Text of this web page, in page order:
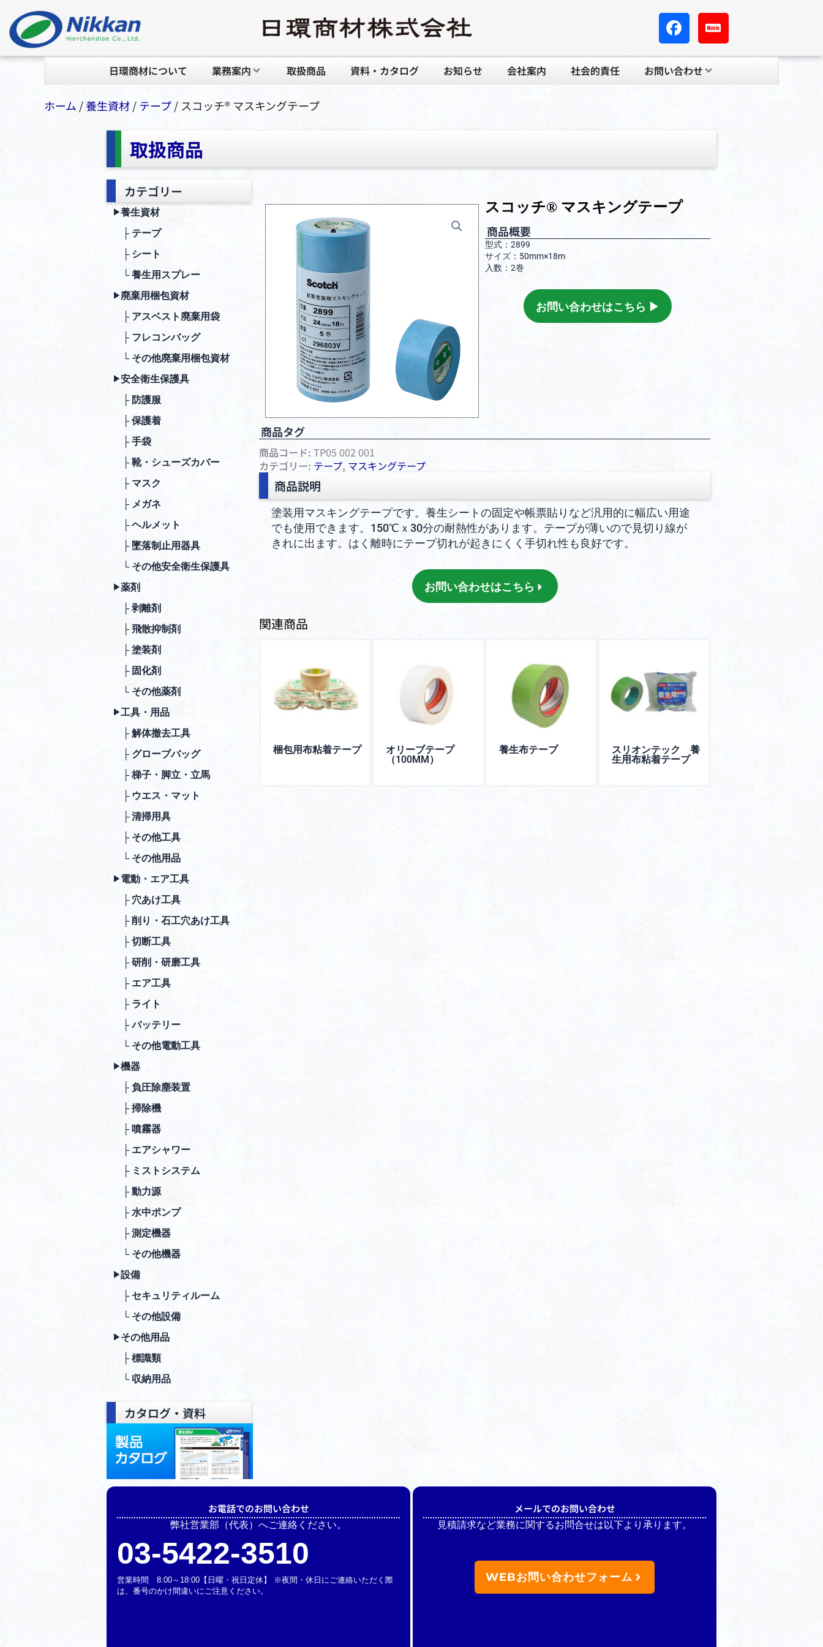
日環商材について 業務案内 取扱商品 資料・カタログ お知らせ 会社案内 社会的責任 お問い合わせ
ホーム /養生資材/テープ/ スコッチ® マスキングテープ
取扱商品
カテゴリー
▶︎養生資材
├ テープ
├ シート
└ 養生用スプレー
▶︎廃棄⽤梱包資材
├ アスベスト廃棄用袋
├ フレコンバッグ
└ その他廃棄用梱包資材
▶︎安全衛⽣保護具
├ 防護服
├ 保護着
├ ⼿袋
├ 靴・シューズカバー
├ マスク
├ メガネ
├ ヘルメット
├ 墜落制⽌⽤器具
└ その他安全衛⽣保護具
▶︎薬剤
├ 剥離剤
├ ⾶散抑制剤
├ 塗装剤
├ 固化剤
└ その他薬剤
▶︎⼯具・⽤品
├ 解体撤去⼯具
├ グローブバッグ
├ 梯⼦・脚⽴・⽴⾺
├ ウエス・マット
├ 清掃⽤具
├ その他⼯具
└ その他⽤品
▶︎ 電動・エア⼯具
├ ⽳あけ⼯具
├ 削り・⽯⼯⽳あけ⼯具
├ 切断⼯具
├ 研削・研磨⼯具
├ エア⼯具
├ ライト
├ バッテリー
└ その他電動⼯具
▶︎機器
├ 負圧除塵装置
├ 掃除機
├ 噴霧器
├ エアシャワー
├ ミストシステム
├ 動⼒源
├ ⽔中ポンプ
├ 測定機器
└ その他機器
▶︎設備
├ セキュリティルーム
└ その他設備
▶︎ その他⽤品
├ 標識類
└ 収納⽤品
カタログ・資料
スコッチ® マスキングテープ
商品概要
型式：2899
サイズ：50mm×18m
入数：2巻
お問い合わせはこちら ▶︎
商品タグ
商品コード:TP05 002 001
カテゴリー: テープ, マスキングテープ
商品説明
塗装用マスキングテープです。養生シートの固定や帳票貼りなど汎用的に幅広い用途
でも使用できます。150℃ｘ30分の耐熱性があります。テープが薄いので見切り線が
きれに出ます。はく離時にテープ切れが起きにくく手切れ性も良好です。
お問い合わせはこちら
関連商品
梱包用布粘着テープ
オリーブテープ
（100MM）
養生布テープ
スリオンテック 養
生用布粘着テープ
お電話でのお問い合わせ
弊社営業部（代表）へご連絡ください。
03-5422-3510
営業時間 8:00～18:00【日曜・祝日定休】 ※夜間・休日にご連絡いただく際
は、番号のかけ間違いにご注意ください。
メールでのお問い合わせ
見積請求など業務に関するお問合せは以下より承ります。
WEBお問い合わせフォーム